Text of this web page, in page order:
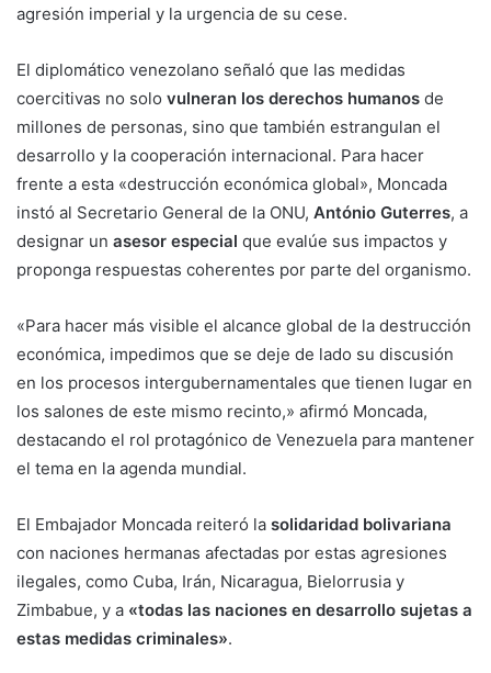
agresión imperial y la urgencia de su cese.
El diplomático venezolano señaló que las medidas
coercitivas no solo vulneran los derechos humanos de
millones de personas, sino que también estrangulan el
desarrollo y la cooperación internacional. Para hacer
frente a esta «destrucción económica global», Moncada
instó al Secretario General de la ONU, António Guterres, a
designar un asesor especial que evalúe sus impactos y
proponga respuestas coherentes por parte del organismo.
«Para hacer más visible el alcance global de la destrucción
económica, impedimos que se deje de lado su discusión
en los procesos intergubernamentales que tienen lugar en
los salones de este mismo recinto,» afirmó Moncada,
destacando el rol protagónico de Venezuela para mantener
el tema en la agenda mundial.
El Embajador Moncada reiteró la solidaridad bolivariana
con naciones hermanas afectadas por estas agresiones
ilegales, como Cuba, Irán, Nicaragua, Bielorrusia y
Zimbabue, y a «todas las naciones en desarrollo sujetas a
estas medidas criminales».